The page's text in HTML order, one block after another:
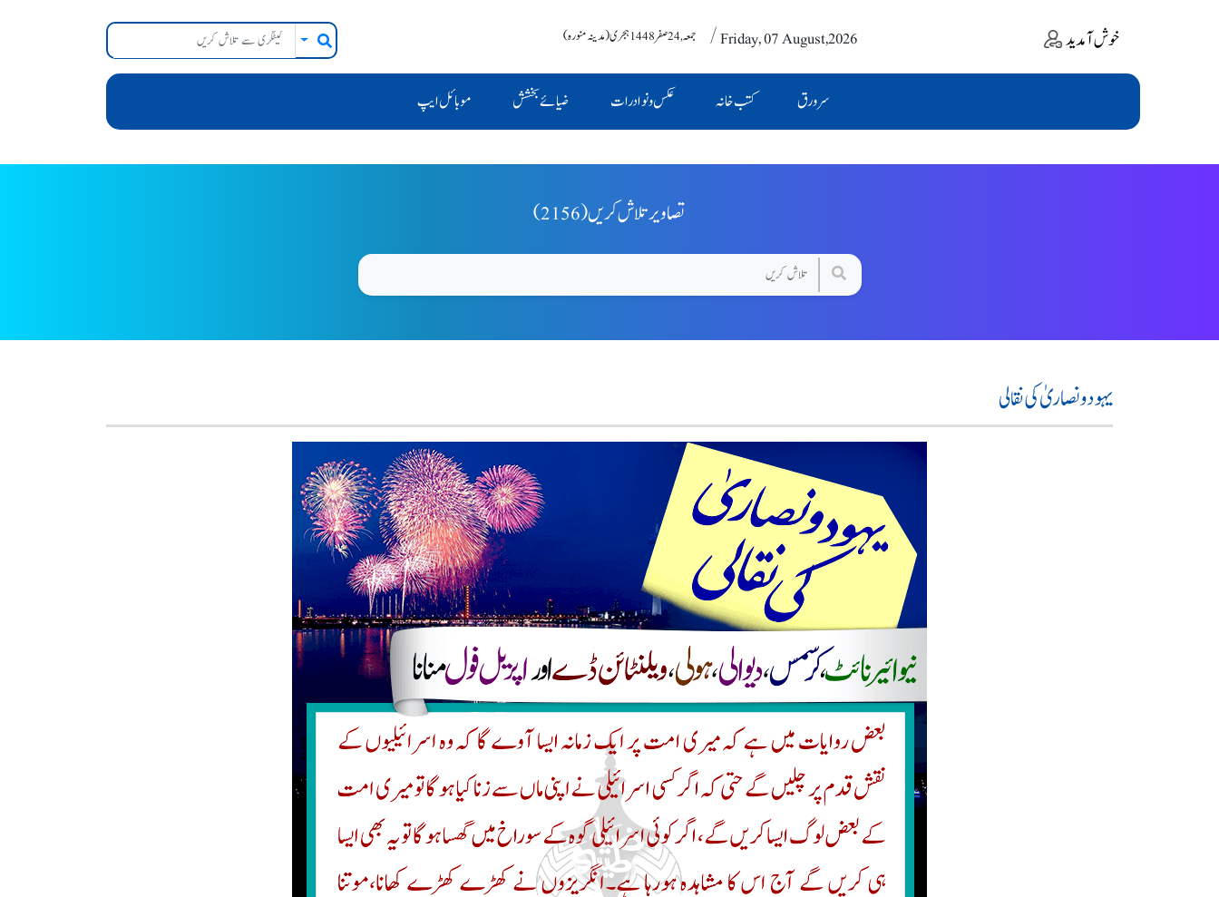
جمعہ , 24 صفر 1448 ہجری (مدینہ منورہ) / Friday, 07 August,2026 خوش آمدید
سرورق کتب خانہ عکس و نوادرات ضیائے بخشش موبائل ایپ
(2156) تصاویر تلاش کریں
یہودونصاریٰ کی نقالی